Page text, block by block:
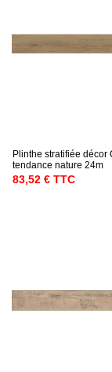
Plinthe stratifiée décor
tendance nature 24m
83,52 € TTC